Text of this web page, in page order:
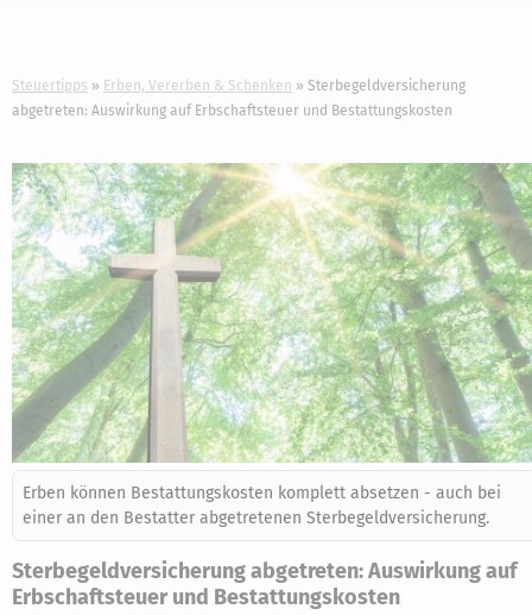
Steuertipps Erben, Vererben & Schenken
Sterbegeldversicherung
abgetreten: Auswirkung auf Erbschaftsteuer und Bestattungskosten
Erben können Bestattungskosten komplett absetzen - auch bei
einer an den Bestatter abgetretenen Sterbegeldversicherung.
Sterbegeldversicherung abgetreten: Auswirkung auf
Erbschaftsteuer und Bestattungskosten